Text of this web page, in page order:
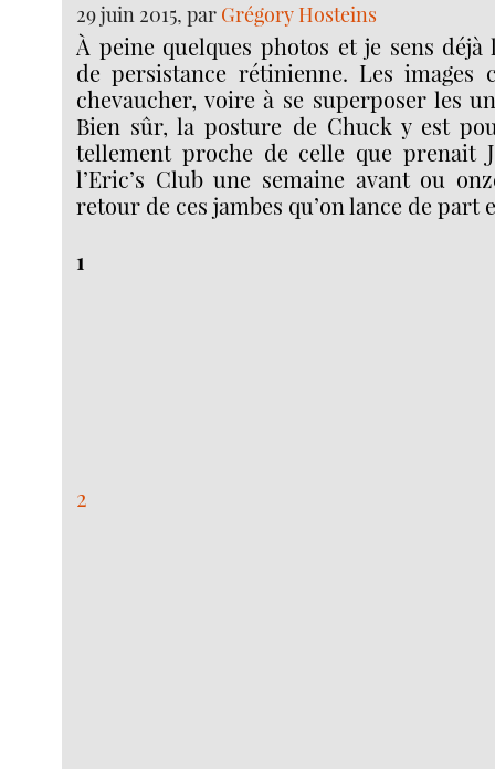
29 juin 2015, par Grégory Hosteins
À peine quelques photos et je sens déjà
de persistance rétinienne. Les images
chevaucher, voire à se superposer les
Bien sûr, la posture de Chuck y est
tellement proche de celle que prenait
l’Eric’s Club une semaine avant ou
retour de ces jambes qu’on lance de part
1
2